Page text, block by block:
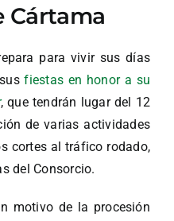
Cártama
para vivir sus días
susfiestas en honor a su
, que tendrán lugar del 12
de varias actividades
cortes al tráfico rodado,
del Consorcio.
motivo de la procesión